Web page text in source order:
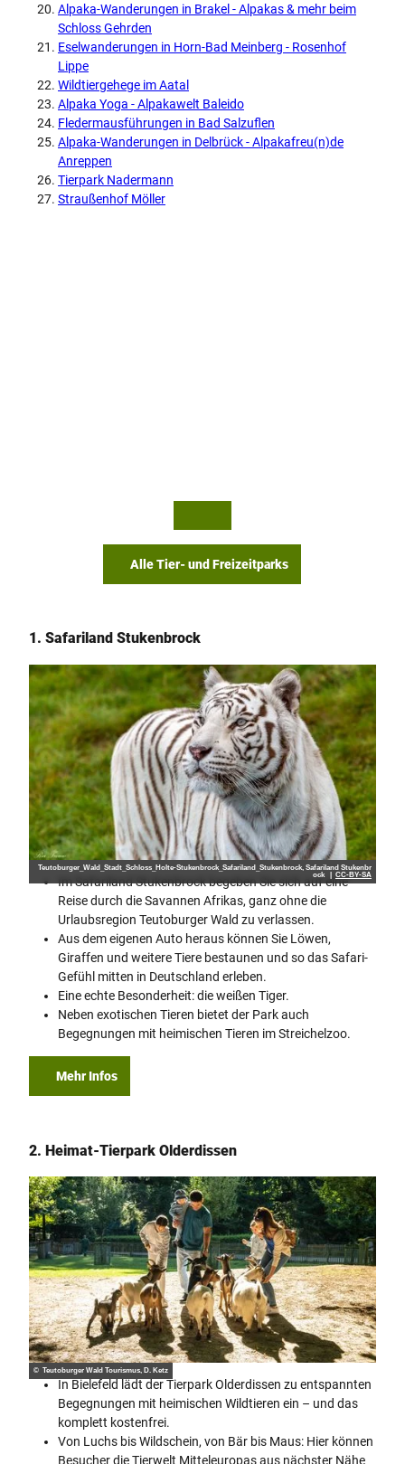
Alpaka-Wanderungen in Brakel - Alpakas & mehr beim
Schloss Gehrden
Eselwanderungen in Horn-Bad Meinberg - Rosenhof
Lippe
Wildtiergehege im Aatal
Alpaka Yoga - Alpakawelt Baleido
Fledermausführungen in Bad Salzuflen
Alpaka-Wanderungen in Delbrück - Alpakafreu(n)de
Anreppen
Tierpark Nadermann
Straußenhof Möller
Alle Tier- und Freizeitparks
1. Safariland Stukenbrock
Teutoburger_Wald_Stadt_Schloss_Holte-Stukenbrock_Safariland_Stukenbrock, Safariland Stukenbr
ock | CC-BY-SA
Im Safariland Stukenbrock begeben Sie sich auf eine
Reise durch die Savannen Afrikas, ganz ohne die
Urlaubsregion Teutoburger Wald zu verlassen.
Aus dem eigenen Auto heraus können Sie Löwen,
Giraffen und weitere Tiere bestaunen und so das Safari-
Gefühl mitten in Deutschland erleben.
Eine echte Besonderheit: die weißen Tiger.
Neben exotischen Tieren bietet der Park auch
Begegnungen mit heimischen Tieren im Streichelzoo.
Mehr Infos
2. Heimat-Tierpark Olderdissen
© Teutoburger Wald Tourismus, D. Ketz
In Bielefeld lädt der Tierpark Olderdissen zu entspannten
Begegnungen mit heimischen Wildtieren ein – und das
komplett kostenfrei.
Von Luchs bis Wildschein, von Bär bis Maus: Hier können
Besucher die Tierwelt Mitteleuropas aus nächster Nähe